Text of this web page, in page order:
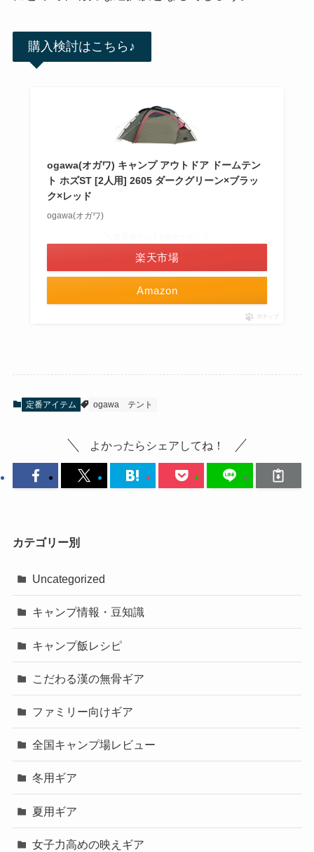
購入検討はこちら♪
ogawa(オガワ) キャンプ アウトドア ドームテン
ト ホズST [2人用] 2605 ダークグリーン×ブラッ
ク×レッド
ogawa(オガワ)
Amazon
楽天市場
ポチップ
定番アイテム ogawa テント
よかったらシェアしてね！
カテゴリー別
Uncategorized
キャンプ情報・豆知識
キャンプ飯レシピ
こだわる漢の無骨ギア
ファミリー向けギア
全国キャンプ場レビュー
冬用ギア
夏用ギア
女子力高めの映えギア